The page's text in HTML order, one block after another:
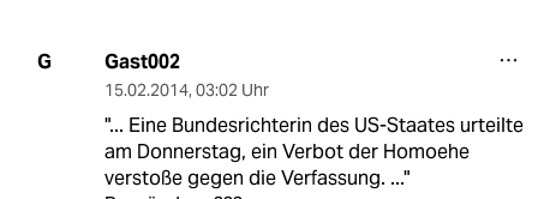
G Gast002
15.02.2014, 03:02 Uhr
"... Eine Bundesrichterin des US-Staates urteilte
am Donnerstag, ein Verbot der Homoehe
verstoße gegen die Verfassung. ..."